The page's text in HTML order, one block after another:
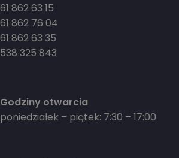
61 862 63 15
61 862 76 04
61 862 63 35
538 325 843
Godziny otwarcia
poniedziałek – piątek: 7:30 – 17:00